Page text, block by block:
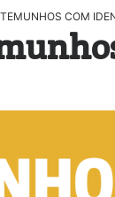
COM